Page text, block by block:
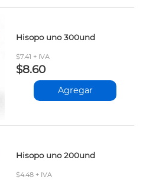
Hisopo uno 300und
$7.41 + IVA
$8.60
Agregar
Hisopo uno 200und
$4.48 + IVA